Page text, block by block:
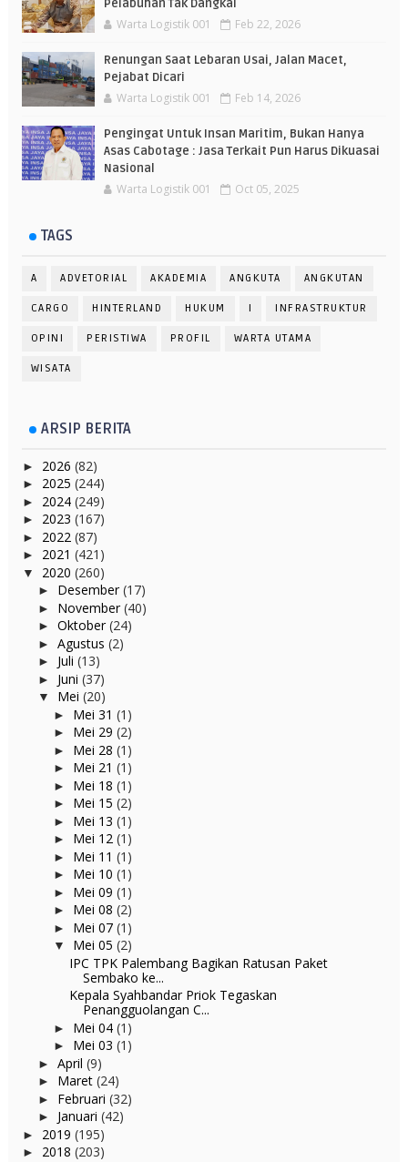
Pelabuhan Tak Dangkal
Warta Logistik 001 Feb 22, 2026
Renungan Saat Lebaran Usai, Jalan Macet,
Pejabat Dicari
Warta Logistik 001 Feb 14, 2026
Pengingat Untuk Insan Maritim, Bukan Hanya
Asas Cabotage : Jasa Terkait Pun Harus Dikuasai
Nasional
Warta Logistik 001 Oct 05, 2025
TAGS
A ADVETORIAL AKADEMIA ANGKUTA ANGKUTAN
CARGO HINTERLAND HUKUM I INFRASTRUKTUR
OPINI PERISTIWA PROFIL WARTA UTAMA
WISATA
ARSIP BERITA
► 2026 (82)
► 2025 (244)
► 2024 (249)
► 2023 (167)
► 2022 (87)
► 2021 (421)
▼ 2020 (260)
► Desember(17)
► November(40)
► Oktober(24)
► Agustus (2)
► Juli (13)
► Juni (37)
▼ Mei (20)
► Mei 31 (1)
► Mei 29 (2)
► Mei 28 (1)
► Mei 21 (1)
► Mei 18 (1)
► Mei 15 (2)
► Mei 13 (1)
► Mei 12 (1)
► Mei 11 (1)
► Mei 10 (1)
► Mei 09 (1)
► Mei 08 (2)
► Mei 07 (1)
▼ Mei 05 (2)
IPC TPK Palembang Bagikan Ratusan Paket
Sembako ke...
Kepala Syahbandar Priok Tegaskan
Penangguolangan C...
► Mei 04 (1)
► Mei 03 (1)
► April (9)
► Maret (24)
► Februari (32)
► Januari (42)
► 2019 (195)
► 2018 (203)